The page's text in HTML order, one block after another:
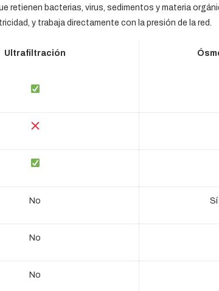
retienen bacterias, virus, sedimentos y materia
y trabaja directamente con la presión de la red.
Ultrafiltración
No
No
No